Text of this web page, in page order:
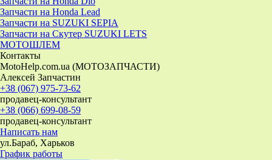
Запчасти на Honda Lead
Запчасти на SUZUKI SEPIA
Запчасти на Скутер SUZUKI LETS
МОТОШЛЕМ
Контакты
MotoHelp.com.ua (МОТОЗАПЧАСТИ)
Алексей Запчастин
+38 (067) 975-73-62
продавец-консультант
+38 (066) 699-08-59
продавец-консультант
Написать нам
ул.Бараб, Харьков
График работы